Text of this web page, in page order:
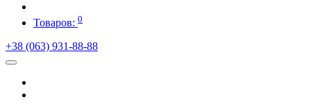
Товаров: 0
+38 (063) 931-88-88